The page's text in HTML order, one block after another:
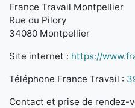
France Travail Montpellier
Rue du Pilory
34080 Montpellier
Site internet : https://
Téléphone France Travail :
Contact et prise de rendez-